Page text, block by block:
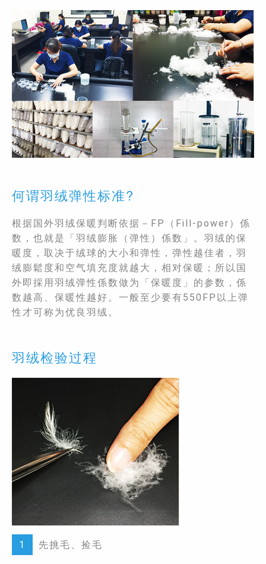
何谓羽绒弹性标准?
根据国外羽绒保暖判断依据－FP（Fill-power）係
数，也就是「羽绒膨胀（弹性）係数」。羽绒的保
暖度，取决于绒球的大小和弹性，弹性越佳者，羽
绒膨鬆度和空气填充度就越大，相对保暖；所以国
外即採用羽绒弹性係数做为「保暖度」的参数，係
数越高、保暖性越好。一般至少要有550FP以上弹
性才可称为优良羽绒。
羽绒检验过程
1 先挑毛、捡毛